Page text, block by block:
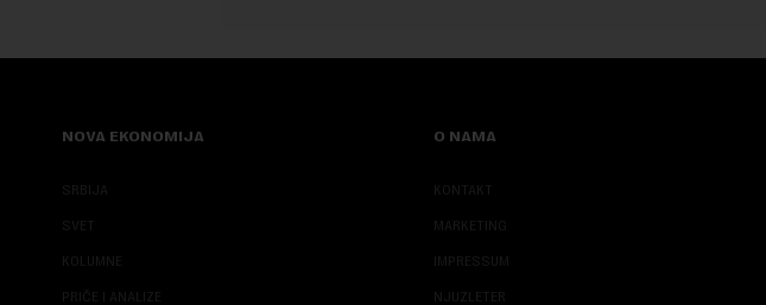
NOVA EKONOMIJA
SRBIJA
SVET
KOLUMNE
PRIČE I ANALIZE
O NAMA
KONTAKT
MARKETING
IMPRESSUM
NJUZLETER